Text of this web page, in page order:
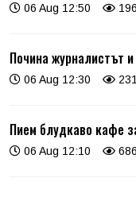
06 Aug 12:50 196
Почина журналистът
06 Aug 12:30 231
Пием блудкаво кафе
06 Aug 12:10 686